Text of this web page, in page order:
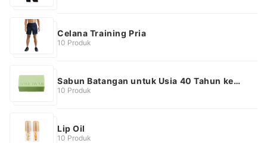
Celana Training Pria
10 Produk
Sabun Batangan untuk Usia 40 Tahun ke
Atas
10 Produk
Lip Oil
10 Produk